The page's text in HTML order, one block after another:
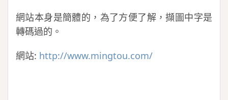
網站本身是簡體的，為了方便了解，擷圖中字是
轉碼過的。
網站: http://www.mingtou.com/